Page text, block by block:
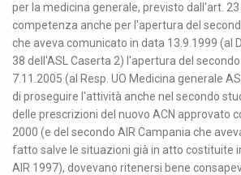
per la medicina generale, previsto dall'art. 23
competenza anche per l'apertura del
che aveva comunicato in data 13.9.1999 (al
38 dell'ASL Caserta 2) l'apertura del
7.11.2005 (al Resp. UO Medicina generale
di proseguire l'attività anche nel secondo
delle prescrizioni del nuovo ACN approvato
2000 (e del secondo AIR Campania che
fatto salve le situazioni già in atto costituite
AIR 1997), dovevano ritenersi bene